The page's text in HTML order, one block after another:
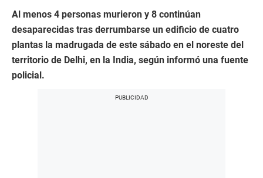
Al menos 4 personas murieron y 8 continúan
desaparecidas tras derrumbarse un edificio de cuatro
plantas la madrugada de este sábado en el noreste del
territorio de Delhi, en la India, según informó una fuente
policial.